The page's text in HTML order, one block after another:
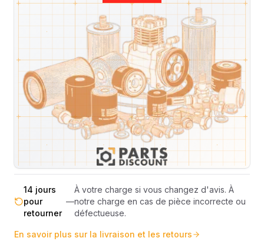
Expédition et Retours
sous 48-
72h
—
Sous réserve de disponibilité des stocks.
Livraison estimée 24h/48h par les
transporteurs.
France
métropolitaine
Livraison exclusivement en France
métropolitaine (hors Corse et DOM-
TOM).
totale
Pas de surprise : le coût exact est
calculé selon le poids et le volume de
votre commande avant paiement.
14 jours
pour
retourner
—
À votre charge si vous changez d'avis. À
notre charge en cas de pièce incorrecte ou
défectueuse.
En savoir plus sur la livraison et les retours